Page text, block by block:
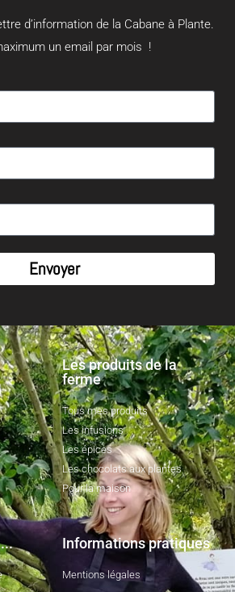
d’information de la Cabane à Plante.
un email par mois !
Envoyer
Les produits de la
ferme
Tous mes produits
Les infusions
Les épices
Les chocolats aux plantes
Pour la maison
Informations pratiques
Mentions légales